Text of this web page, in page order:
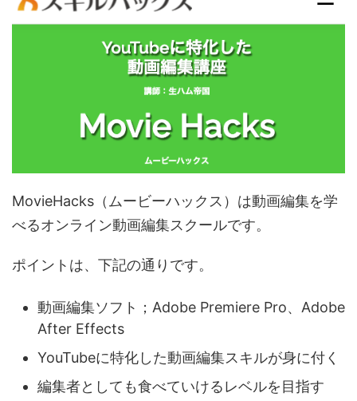
MovieHacks（ムービーハックス）は動画編集を学
べるオンライン動画編集スクールです。
ポイントは、下記の通りです。
動画編集ソフト；Adobe Premiere Pro、Adobe
After Effects
YouTubeに特化した動画編集スキルが身に付く
編集者としても食べていけるレベルを目指す